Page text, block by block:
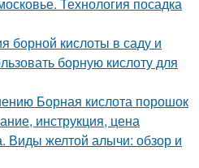
борной кислоты в саду и
борную кислоту для
Борная кислота порошок
инструкция, цена
Виды желтой алычи: обзор и